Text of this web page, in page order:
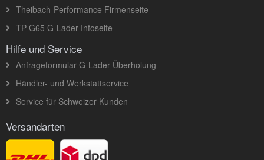
Theibach-Performance Firmenseite
TP G65 G-Lader Infoseite
Hilfe und Service
Anfrageformular G-Lader Überholung
Händler- und Werkstattservice
Service für Schweizer Kunden
Versandarten